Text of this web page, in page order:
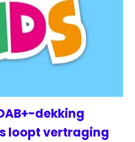
dekking
loopt vertraging